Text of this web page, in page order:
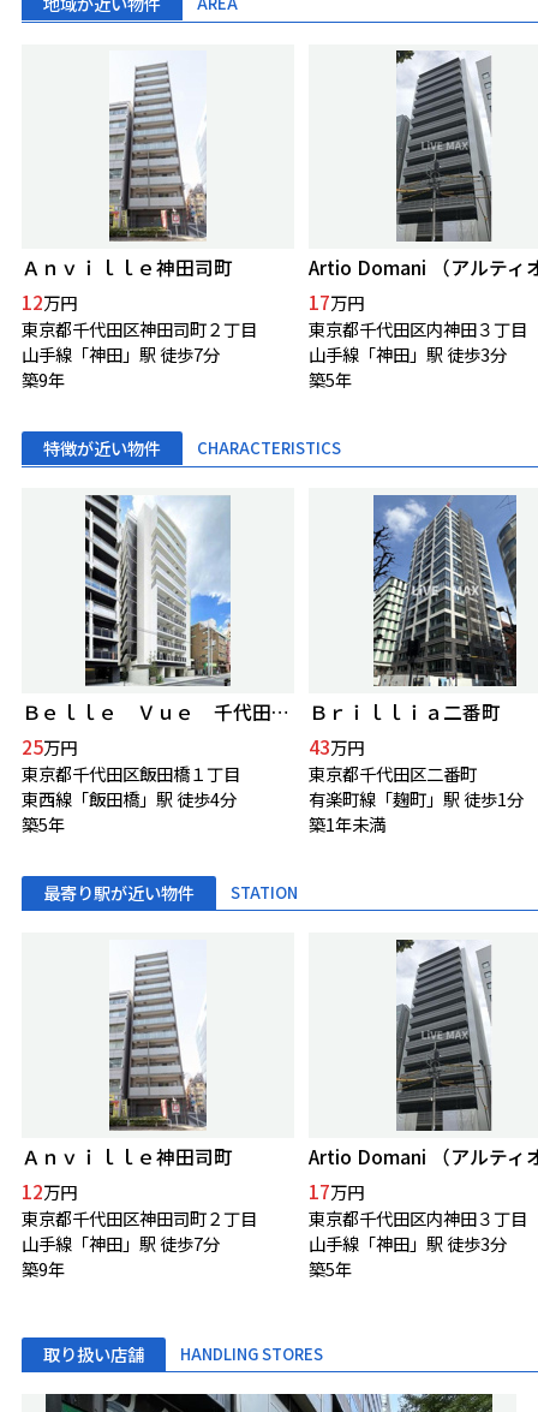
Ａｎｖｉｌｌｅ神田司町
12万円
東京都千代田区神田司町２丁目
山手線「神田」駅 徒歩7分
築9年
17万円
東京都千代田区内神田３丁目
山手線「神田」駅 徒歩3分
築5年
特徴が近い物件 CHARACTERISTICS
Ｂｅｌｌｅ Ｖｕｅ 千代田飯田橋
25万円
東京都千代田区飯田橋１丁目
東西線「飯田橋」駅 徒歩4分
築5年
Ｂｒｉｌｌｉａ二番町
43万円
東京都千代田区二番町
有楽町線「麹町」駅 徒歩1分
築1年未満
最寄り駅が近い物件 STATION
Ａｎｖｉｌｌｅ神田司町
12万円
東京都千代田区神田司町２丁目
山手線「神田」駅 徒歩7分
築9年
17万円
東京都千代田区内神田３丁目
山手線「神田」駅 徒歩3分
築5年
取り扱い店舗 HANDLING STORES